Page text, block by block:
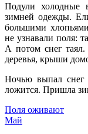
Подули холодные
зимней одежды.
большими
не узнавали поля:
А потом снег
деревья, крыши
Ночью выпал снег
ложится. Пришла
Поля оживают
Май